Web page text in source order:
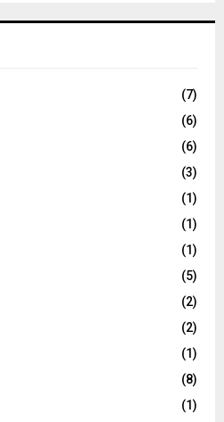
(7)
(6)
(6)
(3)
(1)
(1)
(1)
(5)
(2)
(2)
(1)
(8)
(1)